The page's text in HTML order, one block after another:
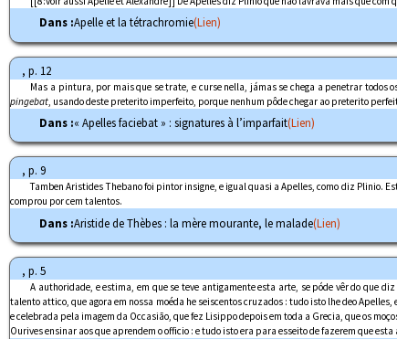
Dans :Apelle et la tétrachromie(Lien)
, p. 12
Mas a pintura, por mais que se trate, e curse nella, jámas se chega a penetrar todos
pingebat , usando deste preterito imperfeito, porque nenhum pôde chegar ao preterito
Dans :« Apelles faciebat » : signatures à l’imparfait(Lien)
, p. 9
Tamben Aristides Thebano foi pintor insigne, e igual quasi a Apelles, como diz Plinio.
comprou por cem talentos.
Dans :Aristide de Thèbes : la mère mourante, le malade(Lien)
, p. 5
A authoridade, e estima, em que se teve antigamente esta arte, se póde vêr do que diz
talento attico, que agora em nossa moéda he seiscentos cruzados : tudo isto lhe deo
e celebrada pela imagem da Occasião, que fez Lisippo depois em toda a Grecia, que os
Ourives ensinar aos que aprendem o officio : e tudo isto era para esseito de fazerem que